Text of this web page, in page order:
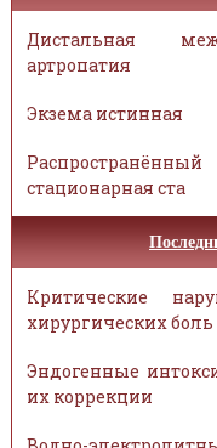
Дистальная
артропатия
Экзема истинная
стационарная ста
Критические
хирургических боль
Эндогенные
их коррекции